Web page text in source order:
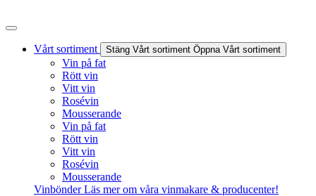
till
Vårt sortiment
Stäng Vårt sortiment Öppna Vårt sortiment
Vin på fat
Rött vin
Vitt vin
Rosévin
Mousserande
Vin på fat
Rött vin
Vitt vin
Rosévin
Mousserande
VinbönderLäs mer om våra vinmakare & producenter!